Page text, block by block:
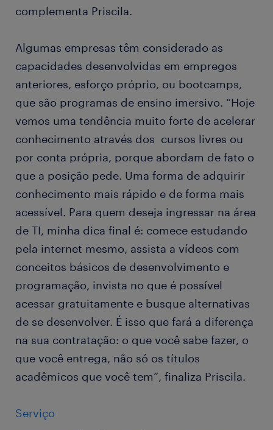
complementa Priscila.
Algumas empresas têm considerado as
capacidades desenvolvidas em empregos
anteriores, esforço próprio, ou bootcamps,
que são programas de ensino imersivo. “Hoje
vemos uma tendência muito forte de acelerar
conhecimento através dos cursos livres ou
por conta própria, porque abordam de fato o
que a posição pede. Uma forma de adquirir
conhecimento mais rápido e de forma mais
acessível. Para quem deseja ingressar na área
de TI, minha dica final é: comece estudando
pela internet mesmo, assista a vídeos com
conceitos básicos de desenvolvimento e
programação, invista no que é possível
acessar gratuitamente e busque alternativas
de se desenvolver. É isso que fará a diferença
na sua contratação: o que você sabe fazer, o
que você entrega, não só os títulos
acadêmicos que você tem”, finaliza Priscila.
Serviço